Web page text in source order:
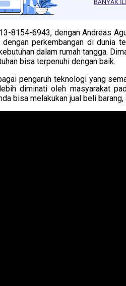
8154-6943, dengan Andreas
dengan perkembangan di
dalam rumah tangga.
bisa terpenuhi dengan baik.
pengaruh teknologi yang
diminati oleh masyarakat
bisa melakukan jual beli barang,